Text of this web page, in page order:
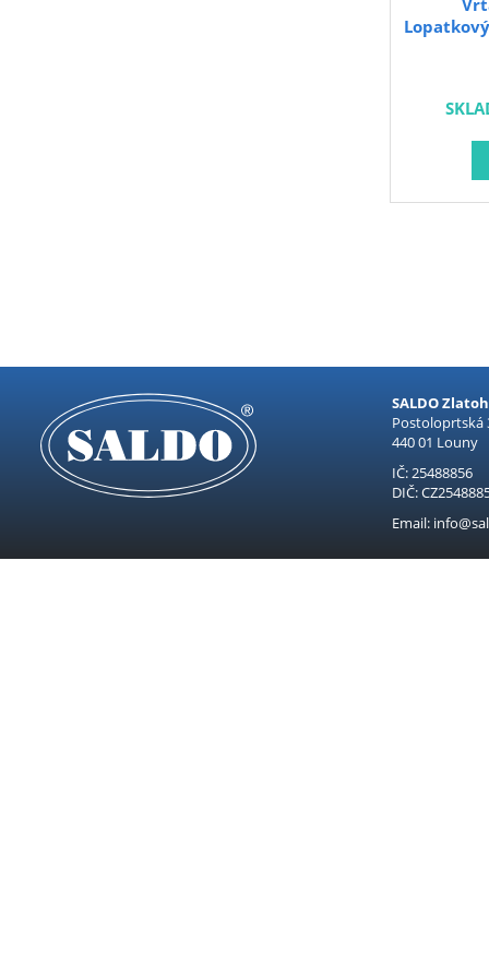
SALDO
Postoloprtská
440 01 Louny
IČ: 25488856
DIČ:
Email: